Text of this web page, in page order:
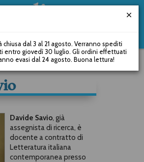
Davide Savio, già
assegnista di ricerca, è
docente a contratto di
Letteratura italiana
contemporanea presso
chiusa dal 3 al 21 agosto. Verranno spediti
entro giovedì 30 luglio. Gli ordini effettuati
evasi dal 24 agosto. Buona lettura!